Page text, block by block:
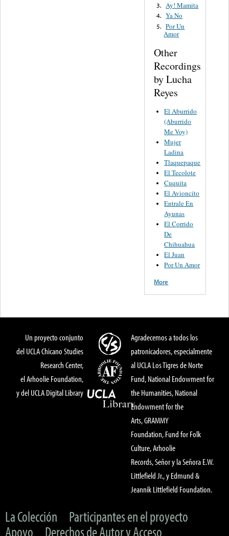
3. Ay! Mamita
4. Ya No
5. Por Un
Amor
Other
Recordings
by Lucha
Reyes
El Aburrido
(Aburrido
Me Voy)
Mujer
Ladina
Tlaquepaque
El Tecolote
Cuquita
El Avioncito
Entrale En
Ayunas
El Corrido
De
Chihuahua
El Juan
Por Un Amor
More
Un proyecto conjunto
del UCLA Chicano Studies
Research Center,
el Arhoolie Foundation,
y del UCLA Digital Library
Agradecemos a todos los
patronicadores, especialmente
al UCLA Los Tigres de Norte
Fund, National Endowment for
the Humanities, National
Endowment for the
Arts, GRAMMY
Foundation, Fund for Folk
Culture, Arhoolie
Records, Señor y la Señora E.W.
Littlefield Jr., y Edmund &
Jeannik Littlefield Foundation.
La Colección
Participantes en el proyecto
Apoyo
Derechos de Autor y Acceso